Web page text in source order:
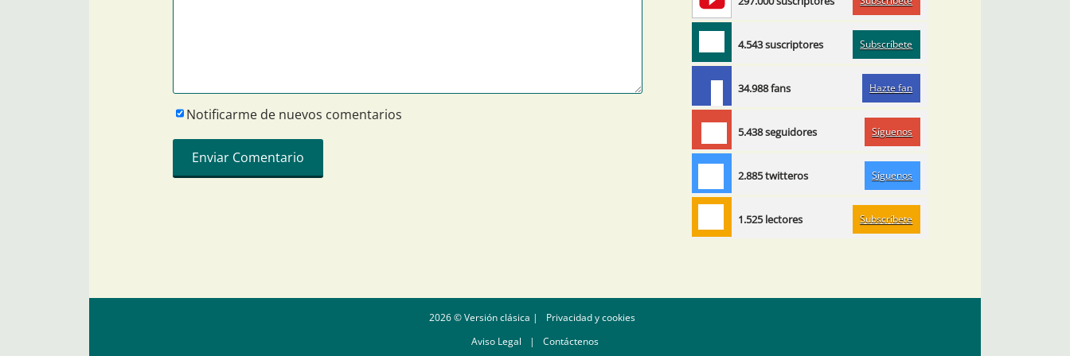
Notificarme de nuevos comentarios
4.543 suscriptores Subscríbete
34.988 fans Hazte fan
5.438 seguidores Síguenos
2.885 twitteros Síguenos
1.525 lectores Subscríbete
2026 © Versión clásica |
Privacidad y cookies
Aviso Legal
| Contáctenos